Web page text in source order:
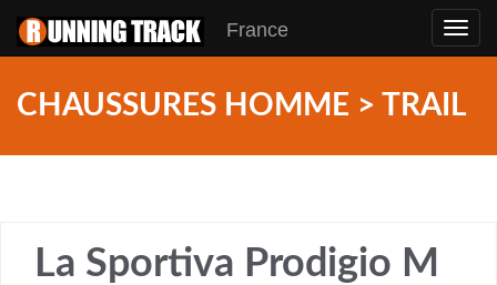
France
CHAUSSURES HOMME > TRAIL
La Sportiva Prodigio M